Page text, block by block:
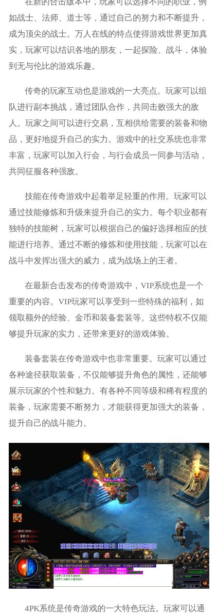
在新的合击版本中，玩家可以选择不同的职业，例
如战士、法师、道士等，通过自己的努力和不断提升，
成为顶尖的战士。万人在线的特点使得游戏世界更加真
实，玩家可以结识各地的朋友，一起探险、战斗，体验
到无与伦比的游戏乐趣。
传奇的玩家互动也是游戏的一大亮点。玩家可以组
队进行副本挑战，通过团队合作，共同击败强大的敌
人。玩家之间可以进行交易，互相供给需要的装备和物
品，更好地提升自己的实力。游戏中的社交系统也非常
丰富，玩家可以加入行会，与行会成员一同参与活动，
共同征服各种强敌。
技能在传奇游戏中起着举足轻重的作用。玩家可以
通过技能修炼和升级来提升自己的实力。每个职业都有
独特的技能树，玩家可以根据自己的偏好选择相应的技
能进行培养。通过不断的修炼和使用技能，玩家可以在
战斗中发挥出强大的威力，成为战场上的王者。
在最新合击发布的传奇游戏中，VIP系统也是一个
重要的内容。VIP玩家可以享受到一些特殊的福利，如
领取额外的经验、金币和装备套装等。这些特权不仅能
够提升玩家的实力，还带来更好的游戏体验。
装备套装在传奇游戏中也非常重要。玩家可以通过
各种途径获取装备，不仅能够提升角色的属性，还能够
展示玩家的个性和魅力。有各种不同等级和稀有程度的
装备，玩家需要不断努力，才能获得更加强大的装备，
提升自己的战斗能力。
4PK系统是传奇游戏的一大特色玩法。玩家可以通